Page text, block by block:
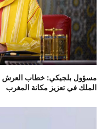
مسؤول بلجيكي: خطاب العرش
الملك في تعزيز مكانة المغرب